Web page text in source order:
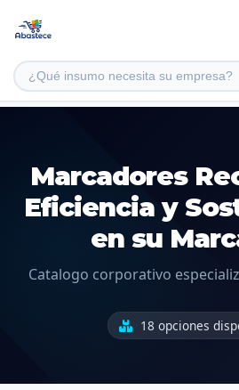
Marcadores
Eficiencia y
en su
Catalogo corporativo
18 opciones